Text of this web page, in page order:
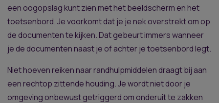
een oogopslag kunt zien met het beeldscherm en het
toetsenbord. Je voorkomt dat je je nek overstrekt om op
de documenten te kijken. Dat gebeurt immers wanneer
je de documenten naast je of achter je toetsenbord legt.
Niet hoeven reiken naar randhulpmiddelen draagt bij aan
een rechtop zittende houding. Je wordt niet door je
omgeving onbewust getriggerd om onderuit te zakken